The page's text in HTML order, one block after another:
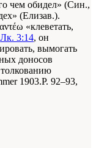
чем обидел» (Син.,
(Елизав.).
«клеветать,
Лк. 3:14, он
вымогать
доносов
1903.P. 92–93,